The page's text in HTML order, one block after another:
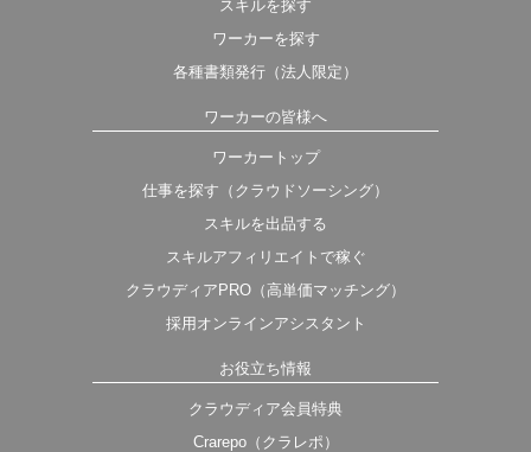
スキルを探す
ワーカーを探す
各種書類発行（法人限定）
ワーカーの皆様へ
ワーカートップ
仕事を探す（クラウドソーシング）
スキルを出品する
スキルアフィリエイトで稼ぐ
クラウディアPRO（高単価マッチング）
採用オンラインアシスタント
お役立ち情報
クラウディア会員特典
Crarepo（クラレポ）